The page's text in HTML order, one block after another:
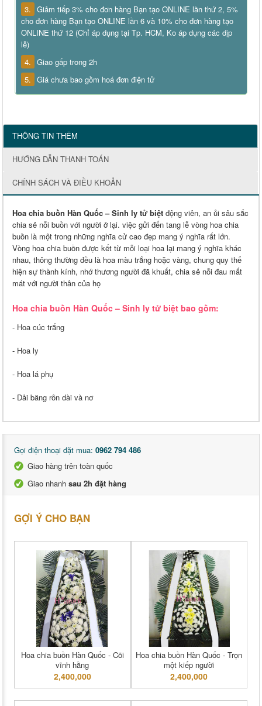
3. Giảm tiếp 3% cho đơn hàng Bạn tạo ONLINE lần thứ 2, 5%
cho đơn hàng Bạn tạo ONLINE lần 6 và 10% cho đơn hàng tạo
ONLINE thứ 12 (Chỉ áp dụng tại Tp. HCM, Ko áp dụng các dịp
lễ)
4. Giao gấp trong 2h
5. Giá chưa bao gồm hoá đơn điện tử
THÔNG TIN THÊM
HƯỚNG DẪN THANH TOÁN
CHÍNH SÁCH VÀ ĐIỀU KHOẢN
Hoa chia buồn Hàn Quốc – Sinh ly tử biệt động viên, an ủi sâu sắc
chia sẻ nỗi buồn với người ở lại. việc gửi đến tang lễ vòng hoa chia
buồn là một trong những nghĩa cử cao đẹp mang ý nghĩa rất lớn.
Vòng hoa chia buồn được kết từ mỗi loại hoa lại mang ý nghĩa khác
nhau, thông thường đều là hoa màu trắng hoặc vàng, chung quy thể
hiện sự thành kính, nhớ thương người đã khuất, chia sẻ nỗi đau mất
mát với người thân của họ
Hoa chia buồn Hàn Quốc – Sinh ly tử biệt bao gồm:
- Hoa cúc trắng
- Hoa ly
- Hoa lá phụ
- Dải băng rôn dài và nơ
Gọi điện thoại đặt mua: 0962 794 486
Giao hàng trên toàn quốc
Giao nhanh sau 2h đặt hàng
GỢI Ý CHO BẠN
Hoa chia buồn Hàn Quốc - Cõi
vĩnh hằng
2,400,000
Hoa chia buồn Hàn Quốc - Trọn
một kiếp người
2,400,000